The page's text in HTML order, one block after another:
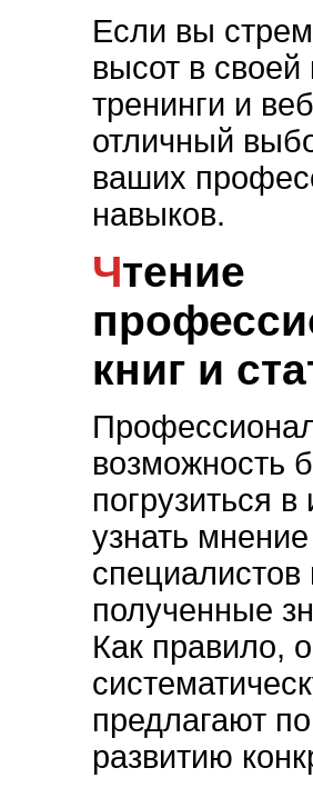
Если вы
высот в
тренинги и
отличный
ваших
навыков.
Чтение
книг и
возможность
погрузиться
узнать
полученные
Как правило,
предлагают
развитию